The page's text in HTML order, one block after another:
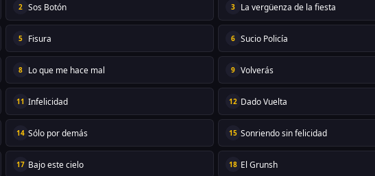
2 Sos Botón 3 La vergüenza de la fiesta
5 Fisura 6 Sucio Policía
8 Lo que me hace mal 9 Volverás
11 Infelicidad 12 Dado Vuelta
14 Sólo por demás 15 Sonriendo sin felicidad
17 Bajo este cielo 18 El Grunsh